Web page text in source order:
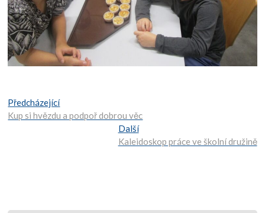
Navigace
pro
PředcházejícíPředcházející:
Kup si hvězdu a podpoř dobrou věc
DalšíDalší:
Kaleidoskop práce ve školní družině